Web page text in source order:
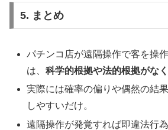
5. まとめ
パチンコ店が遠隔操作で客を操
は、科学的根拠や法的根拠がな
実際には確率の偏りや偶然の結
しやすいだけ。
遠隔操作が発覚すれば即違法行